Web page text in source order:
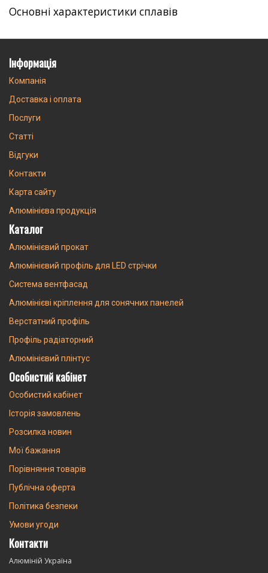
Основні характеристики сплавів
Інформація
Компанія
Доставка і оплата
Послуги
Статті
Відгуки
Контакти
Карта сайту
Алюмінієва продукція
Каталог
Алюмінієвий прокат
Алюмінієвий профіль для LED стрічки
Система вентфасад
Алюмінієві кріплення для сонячних панелей
Верстатний профіль
Профіль радіаторний
Алюмінієвий плінтус
Особистий кабінет
Особистий кабінет
Історія замовлень
Розсилка новин
Мої бажання
Порівняння товарів
Публічна оферта
Політика безпеки
Умови угоди
Контакти
Алюміній Україна